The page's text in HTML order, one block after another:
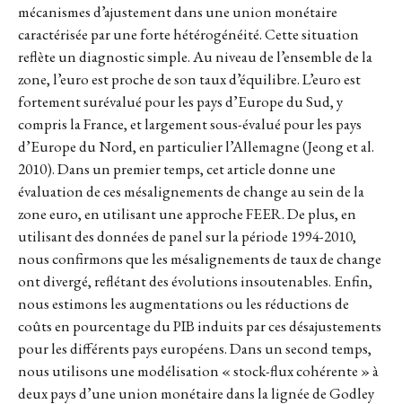
mécanismes d’ajustement dans une union monétaire
caractérisée par une forte hétérogénéité. Cette situation
reflète un diagnostic simple. Au niveau de l’ensemble de la
zone, l’euro est proche de son taux d’équilibre. L’euro est
fortement surévalué pour les pays d’Europe du Sud, y
compris la France, et largement sous-évalué pour les pays
d’Europe du Nord, en particulier l’Allemagne (Jeong et al.
2010). Dans un premier temps, cet article donne une
évaluation de ces mésalignements de change au sein de la
zone euro, en utilisant une approche FEER. De plus, en
utilisant des données de panel sur la période 1994-2010,
nous confirmons que les mésalignements de taux de change
ont divergé, reflétant des évolutions insoutenables. Enfin,
nous estimons les augmentations ou les réductions de
coûts en pourcentage du PIB induits par ces désajustements
pour les différents pays européens. Dans un second temps,
nous utilisons une modélisation « stock-flux cohérente » à
deux pays d’une union monétaire dans la lignée de Godley